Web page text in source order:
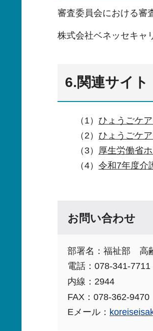
審査委員会における審
株式会社ベネッセキャ
6.関連サイト
（1） ひょうごケ
（2） ひょうごケ
（3） 厚生労働省
（4） 令和7年度介
お問い合わせ
部署名：福祉部 高
電話：078-341-7711
内線：2944
FAX：078-362-9470
Eメール：